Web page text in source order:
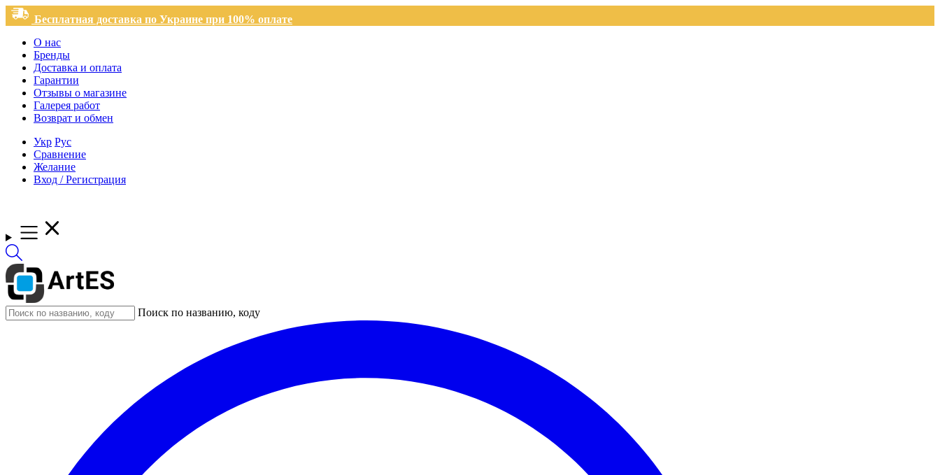
Бесплатная доставка по Украине при 100% оплате
О нас
Бренды
Доставка и оплата
Гарантии
Отзывы о магазине
Галерея работ
Возврат и обмен
Укр Рус
Сравнение
Желание
Вход / Регистрация
Поиск по названию, коду